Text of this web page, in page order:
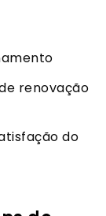
renovação
do